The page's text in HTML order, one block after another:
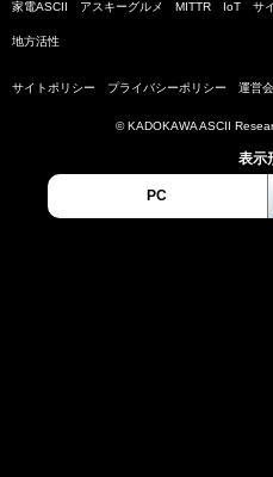
家電ASCII アスキーグルメ MITTR IoT サ
地方活性
サイトポリシー プライバシーポリシー 運営
© KADOKAWA ASCII
表示
PC